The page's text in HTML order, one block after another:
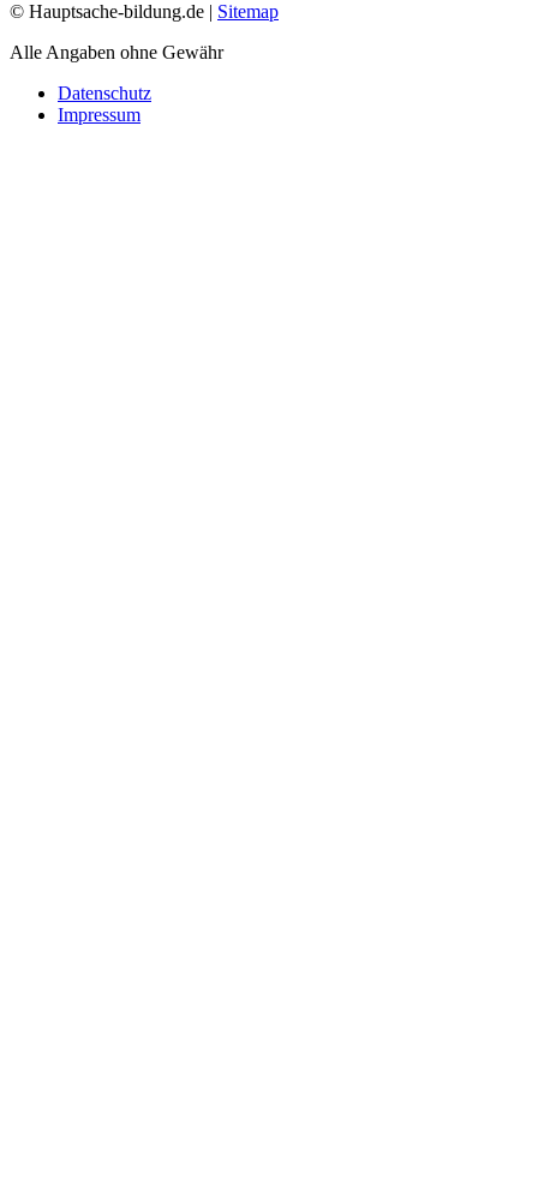
© Hauptsache-bildung.de | Sitemap
Alle Angaben ohne Gewähr
Datenschutz
Impressum